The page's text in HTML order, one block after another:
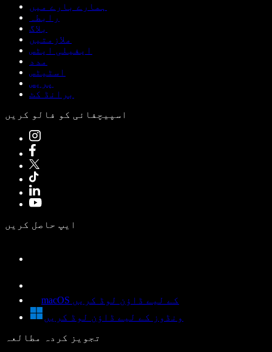
ہمارے بارے میں
رابطہ
بلاگ
ملازمتیں
ایفیلی ایٹس
مدد
اسٹیٹس
پریس
برانڈ کٹ
اسپیچفائی کو فالو کریں
ایپ حاصل کریں
macOS کے لیے ڈاؤن لوڈ کریں
ونڈوز کے لیے ڈاؤن لوڈ کریں
تجویز کردہ مطالعہ